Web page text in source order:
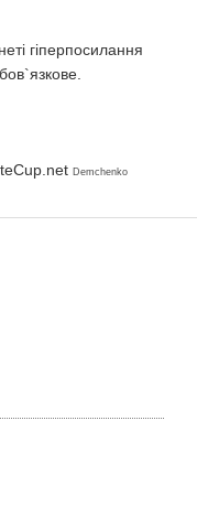
гiперпосилання
Demchenko